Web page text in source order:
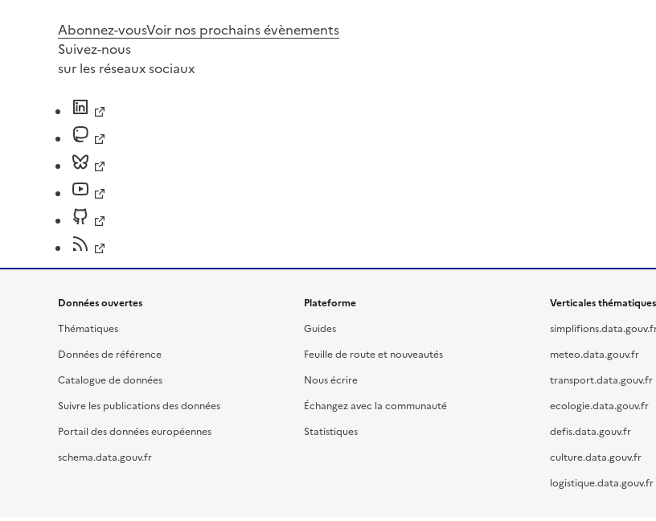
Abonnez-vousVoir nos prochains évènements
Suivez-nous
sur les réseaux sociaux
Données ouvertes
Thématiques
Données de référence
Catalogue de données
Suivre les publications des données
Portail des données européennes
schema.data.gouv.fr
Plateforme
Guides
Feuille de route et nouveautés
Nous écrire
Échangez avec la communauté
Statistiques
Verticales thématiques
meteo.data.gouv.fr
transport.data.gouv.fr
ecologie.data.gouv.fr
defis.data.gouv.fr
culture.data.gouv.fr
logistique.data.gouv.fr